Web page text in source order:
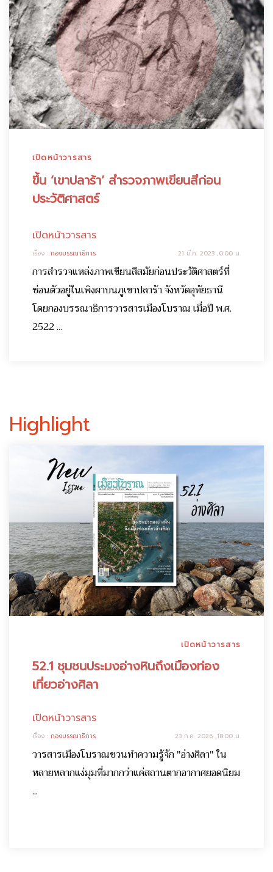
เปิดหน้าวารสาร
ขึ้น ‘เขาปลาร้า’ สำรวจภาพเขียนสีก่อน
ประวัติศาสตร์
เปิดหน้าวารสาร
เรื่อง : กองบรรณาธิการ 21 มี.ค. 2023 ,0:00 น.
การสำรวจแหล่งภาพเขียนสีสมัยก่อนประวัติศาสตร์ที่
ซ่อนตัวอยู่ในเพิงผาบนภูเขาปลาร้า จังหวัดอุทัยธานี
โดยกองบรรณาธิการวารสารเมืองโบราณ เมื่อปี พ.ศ.
2522 ...
Highlight
เปิดหน้าวารสาร
52.1 ชุมชนประมงอ่างหินถึงเมืองท่อง
เที่ยวอ่างศิลา
เปิดหน้าวารสาร
เรื่อง : กองบรรณาธิการ 23 ก.ค. 2026 ,18:00 น.
วารสารเมืองโบราณชวนทำความรู้จัก "อ่างศิลา" ใน
หลายหลากแง่มุมที่มากกว่าแค่สถานตากอากาศยอดนิยม
...